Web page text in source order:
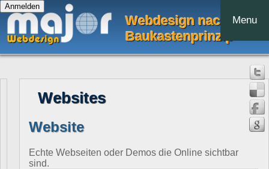
Webdesign nach dem
Baukastenprinzip
Menu
Websites
Website
Echte Webseiten oder Demos die Online sichtbar
sind.